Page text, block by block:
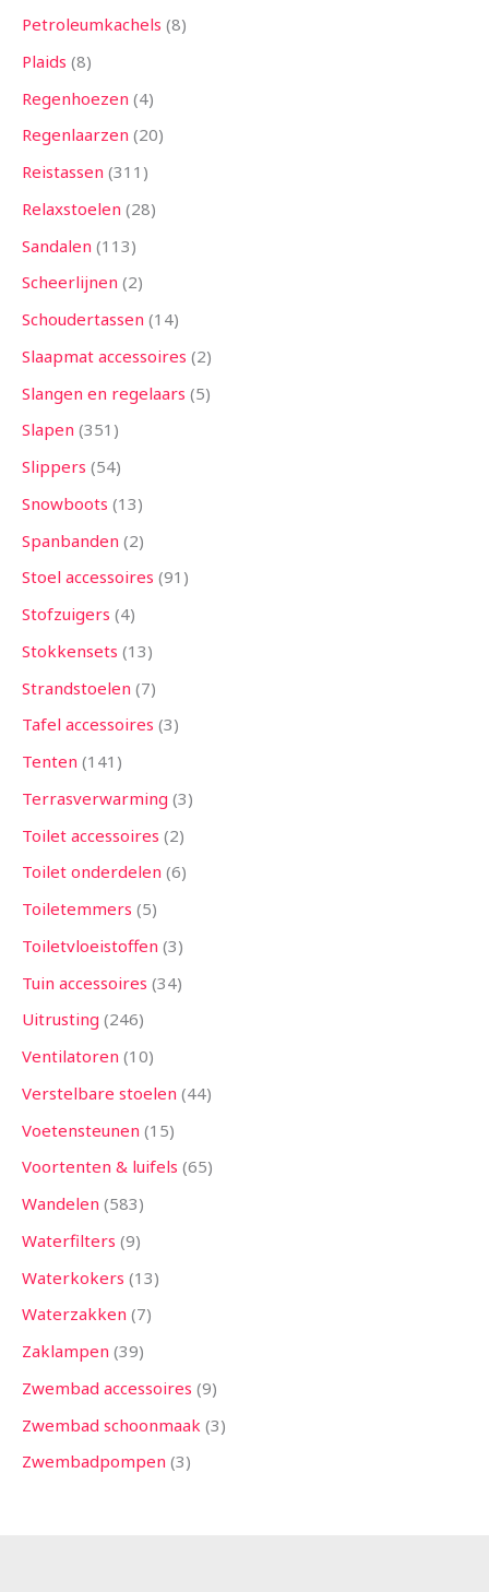
Petroleumkachels 8
Plaids 8
Regenhoezen 4
Regenlaarzen 20
Reistassen 311
Relaxstoelen 28
Sandalen 113
Scheerlijnen 2
Schoudertassen 14
Slaapmat accessoires 2
Slangen en regelaars 5
Slapen 351
Slippers 54
Snowboots 13
Spanbanden 2
Stoel accessoires 91
Stofzuigers 4
Stokkensets 13
Strandstoelen 7
Tafel accessoires 3
Tenten 141
Terrasverwarming 3
Toilet accessoires 2
Toilet onderdelen 6
Toiletemmers 5
Toiletvloeistoffen 3
Tuin accessoires 34
Uitrusting 246
Ventilatoren 10
Verstelbare stoelen 44
Voetensteunen 15
Voortenten & luifels 65
Wandelen 583
Waterfilters 9
Waterkokers 13
Waterzakken 7
Zaklampen 39
Zwembad accessoires 9
Zwembad schoonmaak 3
Zwembadpompen 3